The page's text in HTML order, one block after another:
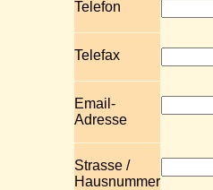
Telefon
Telefax
Email-
Adresse
Strasse /
Hausnummer